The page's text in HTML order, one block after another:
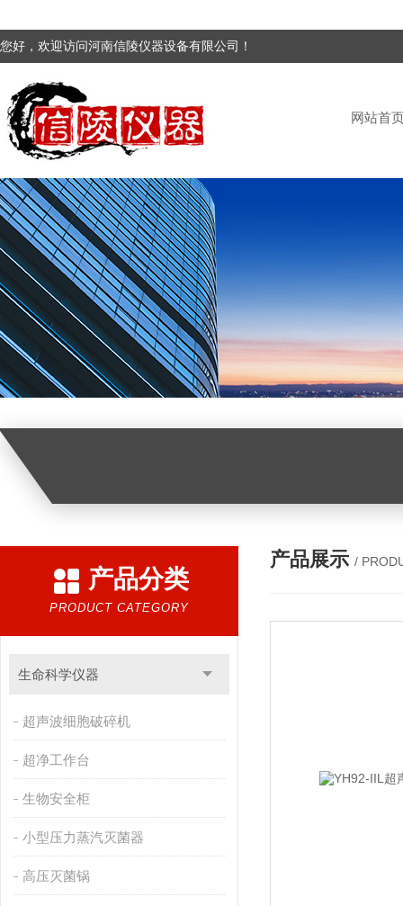
您好，欢迎访问河南信陵仪器设备有限公司！
网站首
产品分类
PRODUCT CATEGORY
生命科学仪器
超声波细胞破碎机
超净工作台
生物安全柜
小型压力蒸汽灭菌器
高压灭菌锅
产品展示 /